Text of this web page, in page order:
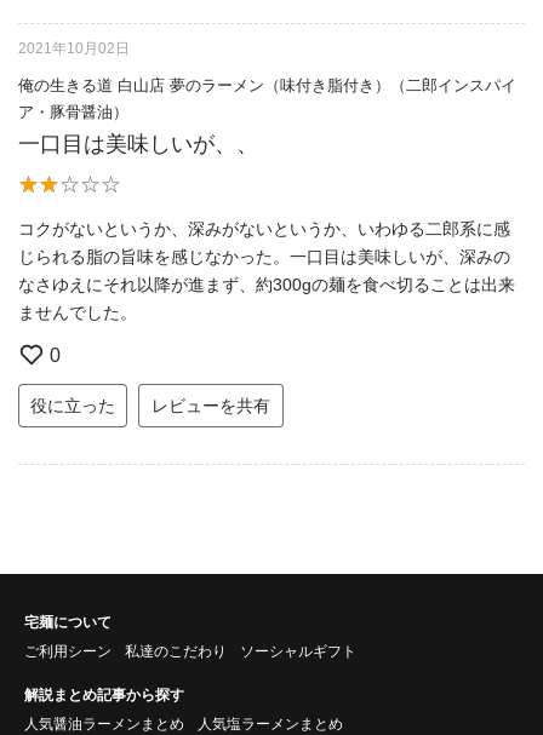
2021年10月02日
俺の生きる道 白山店 夢のラーメン（味付き脂付き）（二郎インスパイ
ア・豚骨醤油）
一口目は美味しいが、、
コクがないというか、深みがないというか、いわゆる二郎系に感
じられる脂の旨味を感じなかった。一口目は美味しいが、深みの
なさゆえにそれ以降が進まず、約300gの麺を食べ切ることは出来
ませんでした。
0
役に立った レビューを共有
宅麺について
ご利用シーン
私達のこだわり ソーシャルギフト
解説まとめ記事から探す
人気醤油ラーメンまとめ
人気塩ラーメンまとめ